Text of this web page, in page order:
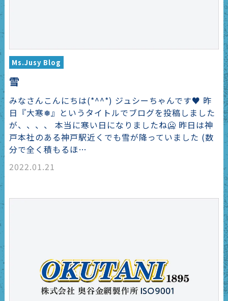
Ms.Jusy Blog
雪
みなさんこんにちは(*^^*) ジュシーちゃんです♥ 昨
日『大寒❅』というタイトルでブログを投稿しました
が、、、、 本当に寒い日になりましたね🥶 昨日は神
戸本社のある神戸駅近くでも雪が降っていました (数
分で全く積もるほ…
2022.01.21